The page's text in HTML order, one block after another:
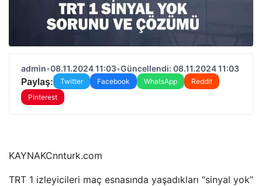
admin•08.11.2024 11:03•Güncellendi: 08.11.2024 11:03
Paylaş: Twitter Facebook WhatsApp
Reddit
Pinterest
KAYNAKCnnturk.com
TRT 1 izleyicileri maç esnasında yaşadıkları “sinyal yok”